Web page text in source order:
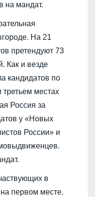
на мандат.
На 21
претендуют 73
Как и везде
кандидатов по
местах
Россия за
у «Новых
России» и
в
первом месте.